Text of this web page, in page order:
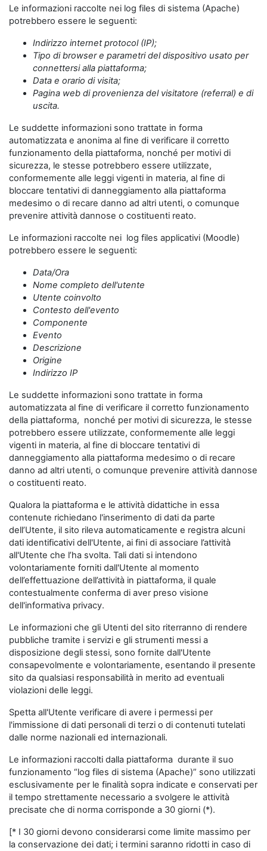
Le informazioni raccolte nei log files di sistema (Apache)
potrebbero essere le seguenti:
Indirizzo internet protocol (IP);
Tipo di browser e parametri del dispositivo usato per
connettersi alla piattaforma;
Data e orario di visita;
Pagina web di provenienza del visitatore (referral) e di
uscita.
Le suddette informazioni sono trattate in forma
automatizzata e anonima al fine di verificare il corretto
funzionamento della piattaforma, nonché per motivi di
sicurezza, le stesse potrebbero essere utilizzate,
conformemente alle leggi vigenti in materia, al fine di
bloccare tentativi di danneggiamento alla piattaforma
medesimo o di recare danno ad altri utenti, o comunque
prevenire attività dannose o costituenti reato.
Le informazioni raccolte nei log files applicativi (Moodle)
potrebbero essere le seguenti:
Data/Ora
Nome completo dell'utente
Utente coinvolto
Contesto dell'evento
Componente
Evento
Descrizione
Origine
Indirizzo IP
Le suddette informazioni sono trattate in forma
automatizzata al fine di verificare il corretto funzionamento
della piattaforma, nonché per motivi di sicurezza, le stesse
potrebbero essere utilizzate, conformemente alle leggi
vigenti in materia, al fine di bloccare tentativi di
danneggiamento alla piattaforma medesimo o di recare
danno ad altri utenti, o comunque prevenire attività dannose
o costituenti reato.
Qualora la piattaforma e le attività didattiche in essa
contenute richiedano l'inserimento di dati da parte
dell’Utente, il sito rileva automaticamente e registra alcuni
dati identificativi dell'Utente, ai fini di associare l’attività
all'Utente che l’ha svolta. Tali dati si intendono
volontariamente forniti dall'Utente al momento
dell’effettuazione dell’attività in piattaforma, il quale
contestualmente conferma di aver preso visione
dell'informativa privacy.
Le informazioni che gli Utenti del sito riterranno di rendere
pubbliche tramite i servizi e gli strumenti messi a
disposizione degli stessi, sono fornite dall'Utente
consapevolmente e volontariamente, esentando il presente
sito da qualsiasi responsabilità in merito ad eventuali
violazioni delle leggi.
Spetta all'Utente verificare di avere i permessi per
l'immissione di dati personali di terzi o di contenuti tutelati
dalle norme nazionali ed internazionali.
Le informazioni raccolti dalla piattaforma durante il suo
funzionamento “log files di sistema (Apache)” sono utilizzati
esclusivamente per le finalità sopra indicate e conservati per
il tempo strettamente necessario a svolgere le attività
precisate che di norma corrisponde a 30 giorni (*).
[* I 30 giorni devono considerarsi come limite massimo per
la conservazione dei dati; i termini saranno ridotti in caso di